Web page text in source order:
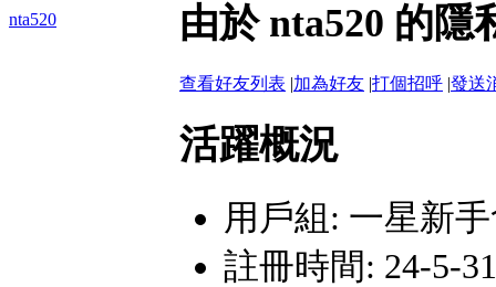
nta520 由於 nta520 的
查看好友列表 |加為好友 |打個招呼 |發送
活躍概況
用戶組: 一星新
註冊時間: 24-5-